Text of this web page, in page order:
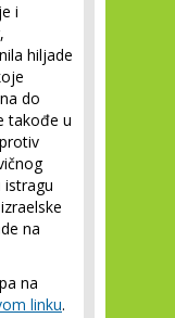
i
hiljade
do
takođe u
istragu
na
na
linku.